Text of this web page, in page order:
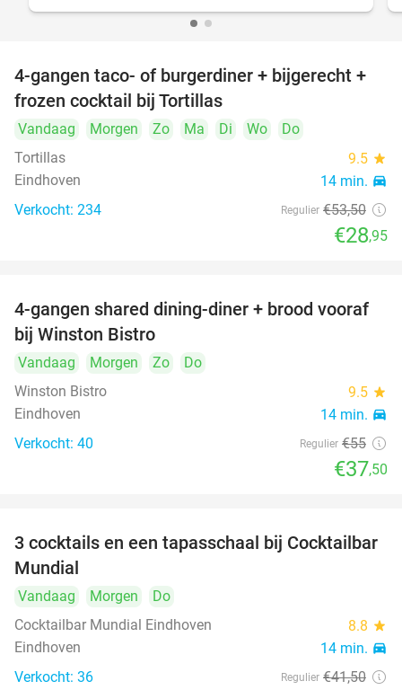
46%
4-gangen taco- of burgerdiner + bijgerecht +
frozen cocktail bij Tortillas
Vandaag Morgen Zo Ma Di Wo
Do
Tortillas
9.5 star
Eindhoven 14 min. directions_car
Verkocht: 234 Regulier €53,50
€28,95
32%
4-gangen shared dining-diner + brood vooraf
bij Winston Bistro
Vandaag Morgen Zo
Do
Winston Bistro
9.5 star
Eindhoven 14 min. directions_car
Verkocht: 40 Regulier €55
€37,50
40%
3 cocktails en een tapasschaal bij Cocktailbar
Mundial
Vandaag Morgen
Do
Cocktailbar Mundial Eindhoven
8.8 star
Eindhoven 14 min. directions_car
Verkocht: 36 Regulier €41,50